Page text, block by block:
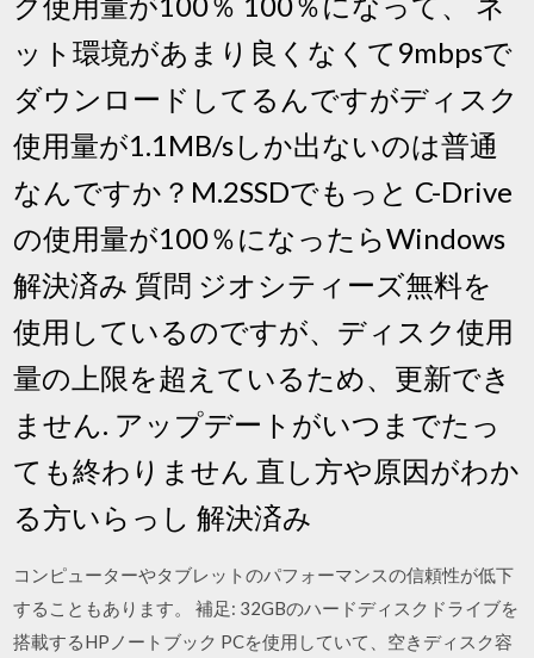
ット環境があまり良くなくて9mbpsで
ダウンロードしてるんですがディスク
使用量が1.1MB/sしか出ないのは普通
なんですか？M.2SSDでもっと C-Drive
の使用量が100％になったらWindows
解決済み 質問 ジオシティーズ無料を
使用しているのですが、ディスク使用
量の上限を超えているため、更新でき
ません. アップデートがいつまでたっ
ても終わりません 直し方や原因がわか
る方いらっし 解決済み
コンピューターやタブレットのパフォーマンスの信頼性が低下
することもあります。 補足: 32GBのハードディスクドライブを
搭載するHPノートブック PCを使用していて、空きディスク容